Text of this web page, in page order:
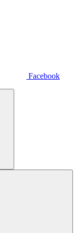
Facebook